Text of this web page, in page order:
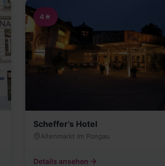
4★
Scheffer’s Hotel
Altenmarkt im Pongau
Details ansehen